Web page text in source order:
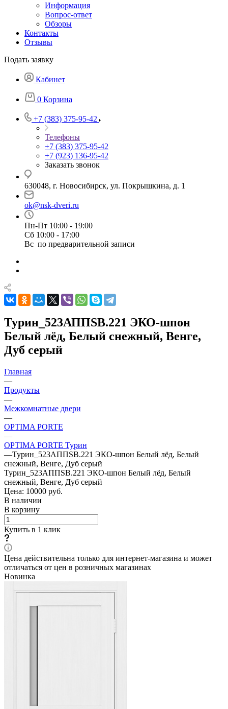
Информация
Вопрос-ответ
Обзоры
Контакты
Отзывы
Подать заявку
Кабинет
0 Корзина
+7 (383) 375-95-42
Телефоны
+7 (383) 375-95-42
+7 (923) 136-95-42
Заказать звонок
630048, г. Новосибирск, ул. Покрышкина, д. 1
ok@nsk-dveri.ru
Пн-Пт 10:00 - 19:00
Сб 10:00 - 17:00
Вс по предварительной записи
Турин_523АППSB.221 ЭКО-шпон
Белый лёд, Белый снежный, Венге,
Дуб серый
Главная
—
Продукты
—
Межкомнатные двери
—
OPTIMA PORTE
—
OPTIMA PORTE Турин
—Турин_523АППSB.221 ЭКО-шпон Белый лёд, Белый
снежный, Венге, Дуб серый
Турин_523АППSB.221 ЭКО-шпон Белый лёд, Белый
снежный, Венге, Дуб серый
Цена: 10000 руб.
В наличии
В корзину
Купить в 1 клик
Цена действительна только для интернет-магазина и может
отличаться от цен в розничных магазинах
Новинка